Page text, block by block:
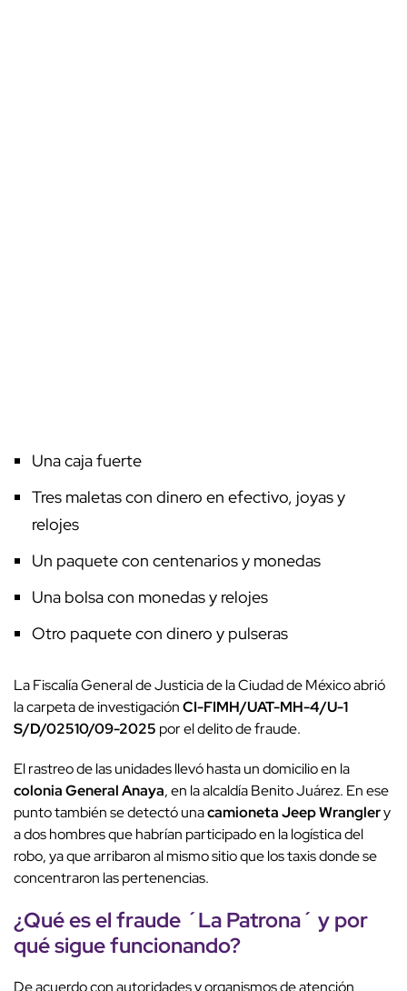
Una caja fuerte
Tres maletas con dinero en efectivo, joyas y
relojes
Un paquete con centenarios y monedas
Una bolsa con monedas y relojes
Otro paquete con dinero y pulseras
La Fiscalía General de Justicia de la Ciudad de México abrió
la carpeta de investigaciónCI-FIMH/UAT-MH-4/U-1
S/D/02510/09-2025 por el delito de fraude.
El rastreo de las unidades llevó hasta un domicilio en la
colonia General Anaya, en la alcaldía Benito Juárez. En ese
punto también se detectó unacamioneta Jeep Wranglery
a dos hombres que habrían participado en la logística del
robo, ya que arribaron al mismo sitio que los taxis donde se
concentraron las pertenencias.
¿Qué es el fraude ´La Patrona´ y por
qué sigue funcionando?
De acuerdo con autoridades y organismos de atención